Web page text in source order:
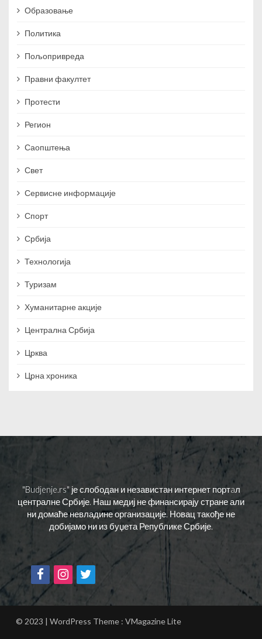
Образовање
Политика
Пољопривреда
Правни факултет
Протести
Регион
Саопштења
Свет
Сервисне информације
Спорт
Србија
Технологија
Туризам
Хуманитарне акције
Централна Србија
Црква
Црна хроника
"Budjenje.rs" је слободан и независтан интернет портaл
централне Србије. Наш медиј не финансирају стране али
ни домаће невладине организације. Новац такође не
добијамо ни из буџета Републике Србије.
© 2023 | WordPress Theme : VMagazine Lite